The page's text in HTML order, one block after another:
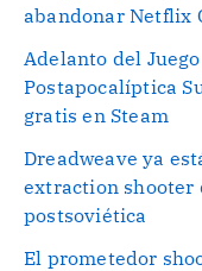
abandonar Netflix
Adelanto del
Postapocalíptica
gratis en Steam
Dreadweave ya
extraction shooter
postsoviética
El prometedor